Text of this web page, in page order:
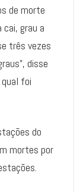
de morte
grau a
três vezes
disse
foi
do
mortes por